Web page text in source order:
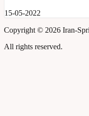
15-05-2022
Copyright © 2026 Iran-
All rights reserved.